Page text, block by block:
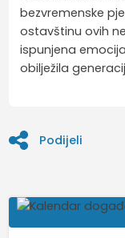
bezvremenske
ostavštinu ovih
ispunjena
obilježila
Podijeli